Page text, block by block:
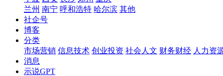
兰州 南宁 呼和浩特 哈尔滨 其他
社企号
博客
分类
市场营销 信息技术 创业投资 社会人文 财务财经 人力资
消息
示说GPT